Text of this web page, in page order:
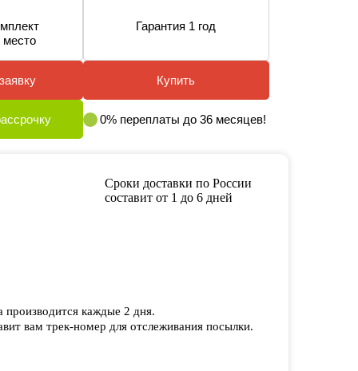
место
Гарантия 1 год
Купить
0% переплаты до 36 месяцев!
Сроки доставки по России
составит от 1 до 6 дней
производится каждые 2 дня.
вам трек-номер для отслеживания посылки.